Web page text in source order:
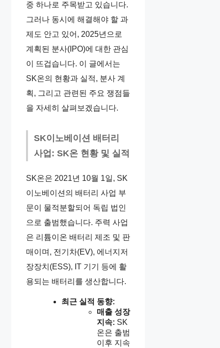
중 하나로 주목받고 있습니다.
그러나 동시에 해결해야 할 과
제도 안고 있어, 2025년으로
계획된 분사(IPO)에 대한 관심
이 뜨겁습니다. 이 글에서는
SK온의 현황과 실적, 분사 계
획, 그리고 관련된 주요 쟁점들
을 자세히 살펴보겠습니다.
SK이노베이션 배터리
사업: SK온 현황 및 실적
SK온은 2021년 10월 1일, SK
이노베이션의 배터리 사업 부
문이 물적분할되어 독립 법인
으로 출범했습니다. 주력 사업
은 리튬이온 배터리 제조 및 판
매이며, 전기차(EV), 에너지저
장장치(ESS), IT 기기 등에 활
용되는 배터리를 생산합니다.
최근 실적 동향:
매출 성장
지속: SK
온은 출범
이후 지속